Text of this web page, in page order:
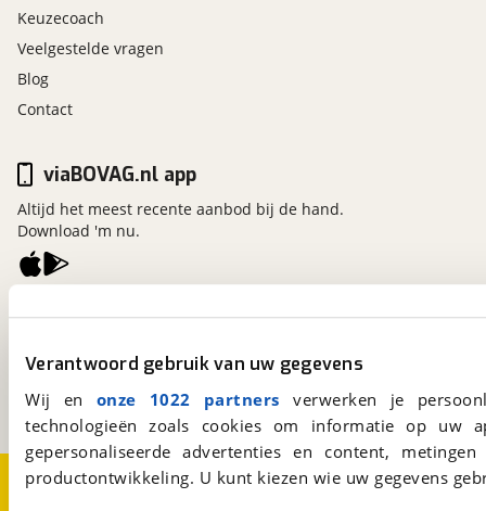
Verantwoord gebruik van uw gegevens
Wij en onze 1022 partners verwerken je
technologieën zoals cookies om informatie op
gepersonaliseerde advertenties en content,
productontwikkeling. U kunt kiezen wie uw gegevens
Keuzecoach
Veelgestelde vragen
Blog
Contact
viaBOVAG.nl
3981 AJ Bunnik
BOVAG
viaBOVAG.nl app
Altijd het meest recente aanbod bij de hand.
Download 'm nu.
Over viaBOVAG.nlDisclaimer- en Privacyverklaring